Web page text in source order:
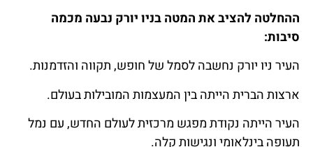
ההחלטה להציב את המטה בניו יורק נבעה מכמה
סיבות:
העיר ניו יורק נחשבה לסמל של חופש, תקווה והזדמנות.
ארצות הברית הייתה בין המעצמות המובילות בעולם.
העיר הייתה נקודת מפגש מרכזית לעולם החדש, עם נמל
תעופה בינלאומי ונגישות קלה.